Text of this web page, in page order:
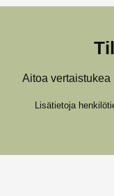
Aitoa
Lisätietoja